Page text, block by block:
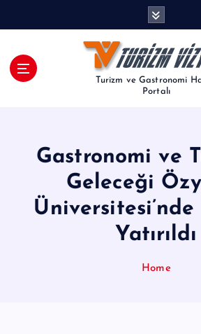
Turizm ve Gastronomi
Portalı
Gastronomi ve
Geleceği
Yatırıldı
Home